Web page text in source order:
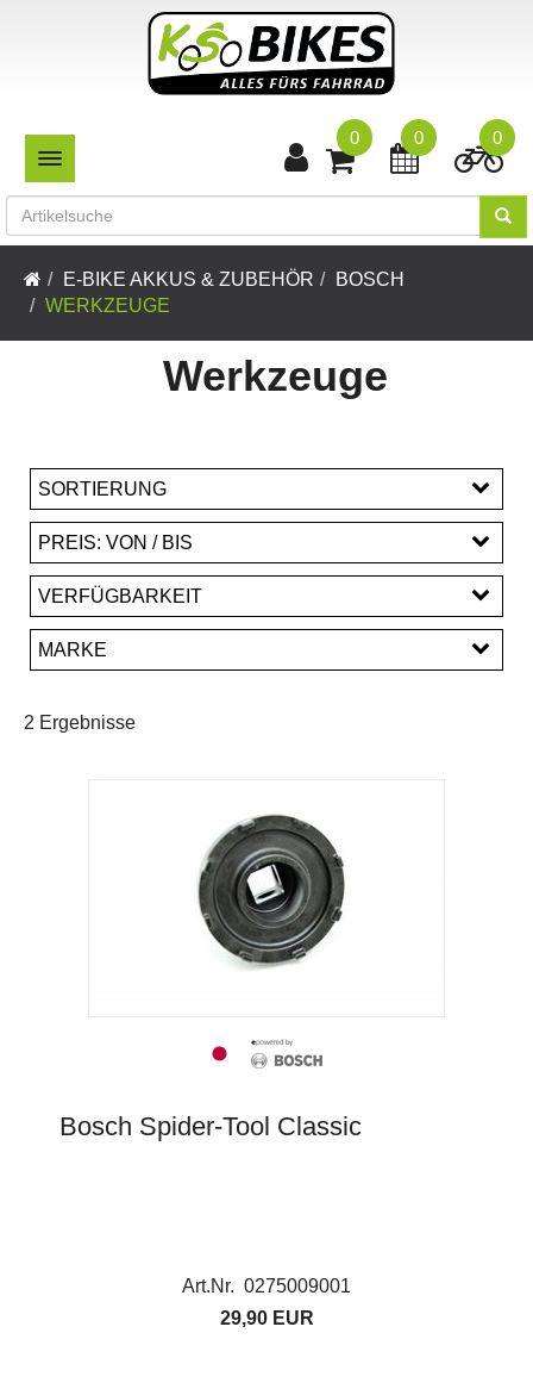
TOGGLE NAVIGATION
0
0
0
E-BIKE AKKUS & ZUBEHÖR
BOSCH
WERKZEUGE
Werkzeuge
SORTIERUNG
PREIS: VON / BIS
EUR
VERFÜGBARKEIT
MARKE
2 Ergebnisse
Bosch Spider-Tool Classic
Art.Nr. 0275009001
29,90 EUR